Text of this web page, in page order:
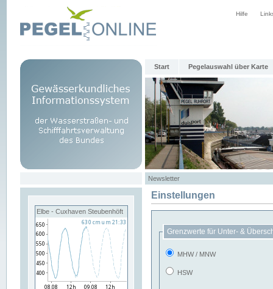
Hilfe
Start Pegelauswahl über Karte
Newsletter
Elbe - Cuxhaven Steubenhöft
Einstellungen
Grenzwerte für Unter- &
MHW / MNW
HSW